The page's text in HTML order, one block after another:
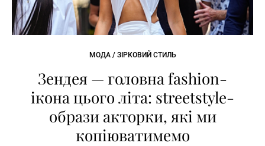
МОДА / ЗІРКОВИЙ СТИЛЬ
Зендея — головна fashion-
ікона цього літа: streetstyle-
образи акторки, які ми
копіюватимемо